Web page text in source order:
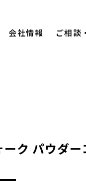
会社情報 ご相談
ク パウダ